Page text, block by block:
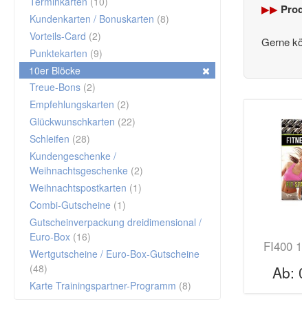
Kundenkarten / Bonuskarten (8)
Vorteils-Card (2)
Punktekarten (9)
10er Blöcke
Treue-Bons (2)
Empfehlungskarten (2)
Glückwunschkarten (22)
Schleifen (28)
Kundengeschenke /
Weihnachtsgeschenke (2)
Weihnachtspostkarten (1)
Combi-Gutscheine (1)
Gutscheinverpackung dreidimensional /
Euro-Box (16)
Wertgutscheine / Euro-Box-Gutscheine
(48)
Karte Trainingspartner-Programm (8)
▶▶
Gerne
FI400
Ab: